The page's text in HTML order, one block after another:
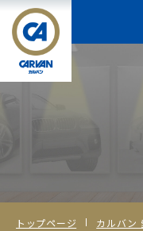
トップページ カルバン